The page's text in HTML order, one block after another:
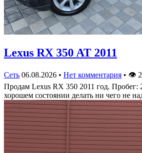
Lexus RX 350 AT 2011
Сеть 06.08.2026 • Нет комментария • 👁
Продам Lexus RX 350 2011 год.
хорошем состоянии делать ни чего не